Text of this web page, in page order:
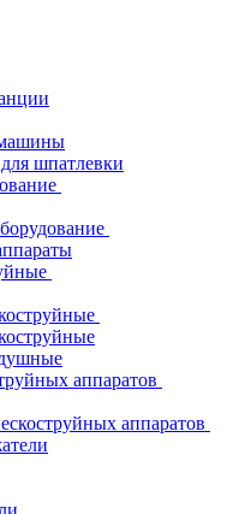
шпатлевки
аппаратов
аппаратов